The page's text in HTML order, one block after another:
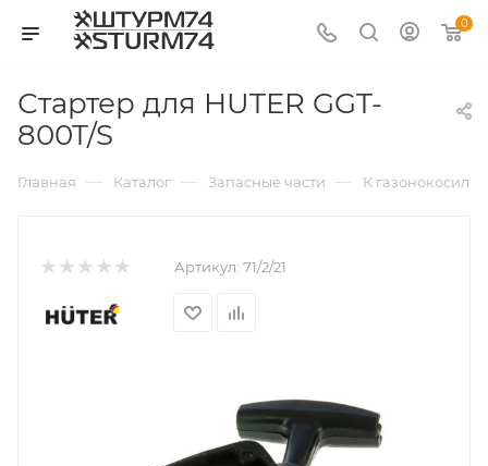
0
Стартер для HUTER GGT-
800T/S
Главная — Каталог — Запасные части — К
Артикул: 71/2/21